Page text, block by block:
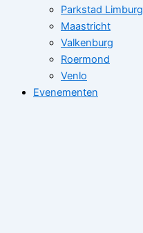
Parkstad Limburg
Maastricht
Valkenburg
Roermond
Venlo
Evenementen